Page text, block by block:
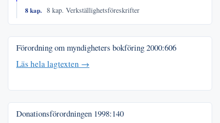
8 kap. 8 kap. Verkställighetsföreskrifter
Förordning om myndigheters bokföring2000:606
Läs hela lagtexten →
Donationsförordningen 1998:140